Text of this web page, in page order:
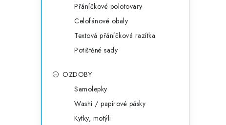
Přáníčkové polotovary
Celofánové obaly
Textová přáníčková razítka
Potištěné sady
OZDOBY
Samolepky
Washi / papírové pásky
Kytky, motýli